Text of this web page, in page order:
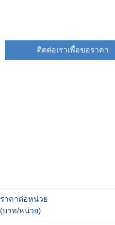
ติดต่อเราเพื่อขอราคา
ราคาต่อหน่วย
(บาท/หน่วย)